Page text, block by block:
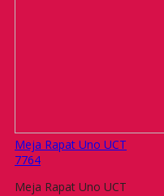
Meja Rapat Uno UCT
7764
Meja Rapat Uno UCT